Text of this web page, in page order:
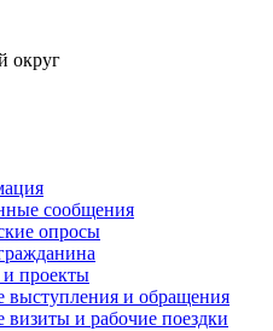
округ
сообщения
опросы
проекты
и обращения
и рабочие поездки